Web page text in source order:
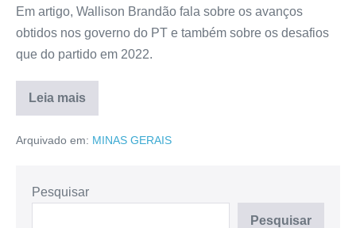
Em artigo, Wallison Brandão fala sobre os avanços
obtidos nos governo do PT e também sobre os desafios
que do partido em 2022.
Leia mais
Arquivado em: MINAS GERAIS
Pesquisar
Pesquisar